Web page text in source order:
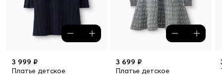
3 999 ₽
Платье детское
3 699 ₽
Платье детское